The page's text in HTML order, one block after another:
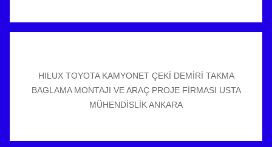
HILUX TOYOTA KAMYONET ÇEKİ DEMİRİ TAKMA
BAGLAMA MONTAJI VE ARAÇ PROJE FİRMASI USTA
MÜHENDİSLİK ANKARA